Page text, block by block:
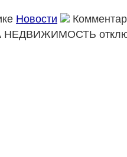
Новости
НЕДВИЖИМОСТЬ